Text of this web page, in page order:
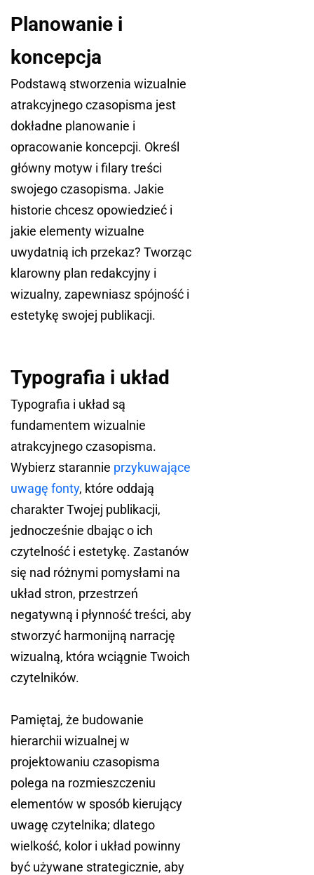
Planowanie i
koncepcja
Podstawą stworzenia wizualnie
atrakcyjnego czasopisma jest
dokładne planowanie i
opracowanie koncepcji. Określ
główny motyw i filary treści
swojego czasopisma. Jakie
historie chcesz opowiedzieć i
jakie elementy wizualne
uwydatnią ich przekaz? Tworząc
klarowny plan redakcyjny i
wizualny, zapewniasz spójność i
estetykę swojej publikacji.
Typografia i układ
Typografia i układ są
fundamentem wizualnie
atrakcyjnego czasopisma.
Wybierz starannie przykuwające
uwagę fonty, które oddają
charakter Twojej publikacji,
jednocześnie dbając o ich
czytelność i estetykę. Zastanów
się nad różnymi pomysłami na
układ stron, przestrzeń
negatywną i płynność treści, aby
stworzyć harmonijną narrację
wizualną, która wciągnie Twoich
czytelników.
Pamiętaj, że budowanie
hierarchii wizualnej w
projektowaniu czasopisma
polega na rozmieszczeniu
elementów w sposób kierujący
uwagę czytelnika; dlatego
wielkość, kolor i układ powinny
być używane strategicznie, aby